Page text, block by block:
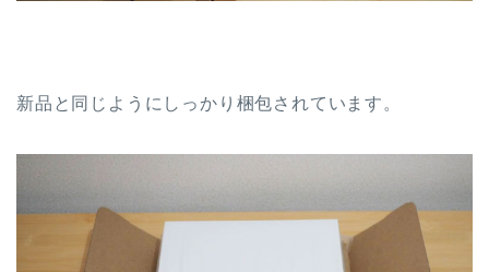
新品と同じようにしっかり梱包されています。